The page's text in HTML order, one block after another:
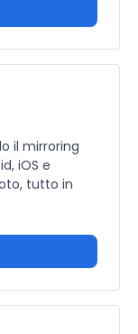
il mirroring
iOS e
tutto in